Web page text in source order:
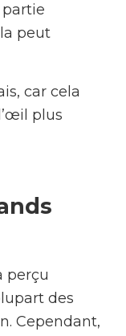
partie
peut
car cela
plus
perçu
des
Cependant,